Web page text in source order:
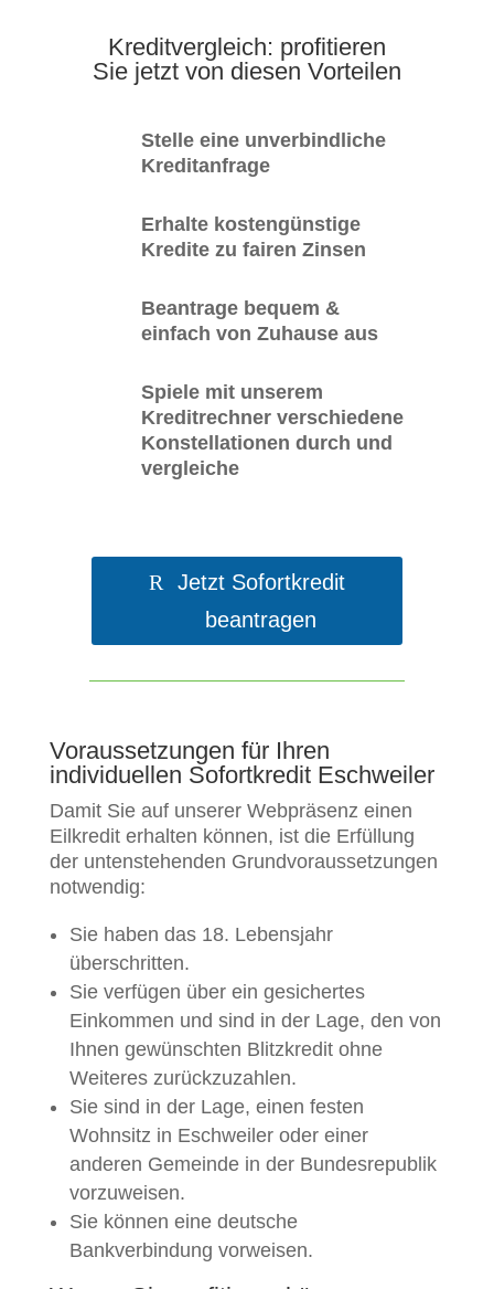
Kreditvergleich: profitieren
Sie jetzt von diesen Vorteilen
Stelle eine unverbindliche
Kreditanfrage
Erhalte kostengünstige
Kredite zu fairen Zinsen
Beantrage bequem &
einfach von Zuhause aus
Spiele mit unserem
Kreditrechner verschiedene
Konstellationen durch und
vergleiche
Jetzt Sofortkredit
beantragen
Voraussetzungen für Ihren
individuellen Sofortkredit Eschweiler
Damit Sie auf unserer Webpräsenz einen
Eilkredit erhalten können, ist die Erfüllung
der untenstehenden Grundvoraussetzungen
notwendig:
Sie haben das 18. Lebensjahr
überschritten.
Sie verfügen über ein gesichertes
Einkommen und sind in der Lage, den von
Ihnen gewünschten Blitzkredit ohne
Weiteres zurückzuzahlen.
Sie sind in der Lage, einen festen
Wohnsitz in Eschweiler oder einer
anderen Gemeinde in der Bundesrepublik
vorzuweisen.
Sie können eine deutsche
Bankverbindung vorweisen.